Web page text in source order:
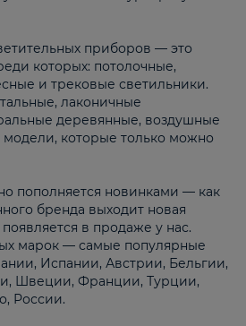
приборов — это
которых: потолочные,
и трековые светильники.
лаконичные
деревянные, воздушные
которые только можно
пополняется новинками — как
бренда выходит новая
в продаже у нас.
марок — самые популярные
Испании, Австрии, Бельгии,
Швеции, Франции, Турции,
России.